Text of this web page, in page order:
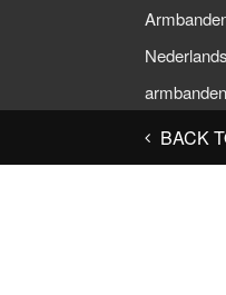
BACK